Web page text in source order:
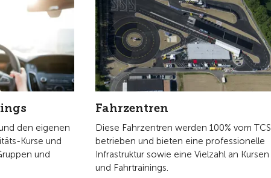
den eigenen
Kurse und
und
Fahrzentren
Diese Fahrzentren werden 100% vom TCS
betrieben und bieten eine professionelle
Infrastruktur sowie eine Vielzahl an Kursen
und Fahrtrainings.